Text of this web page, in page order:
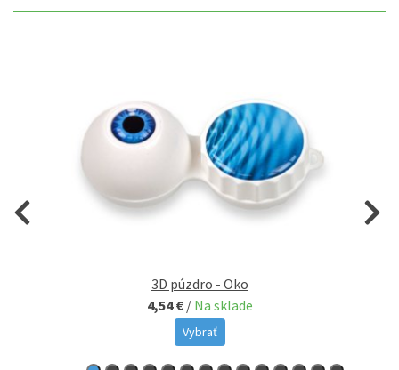
3D púzdro - Oko
4,54 € / Na sklade
Vybrať